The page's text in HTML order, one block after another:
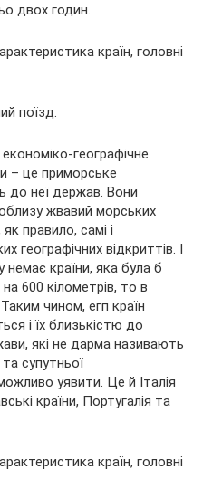
двох годин.
поїзд.
географічне
– це приморське
до неї держав. Вони
жвавий морських
правило, самі і
географічних відкриттів. І
немає країни, яка була б
600 кілометрів, то в
чином, егп країн
і їх близькістю до
які не дарма називають
супутньої
уявити. Це й Італія
країни, Португалія та